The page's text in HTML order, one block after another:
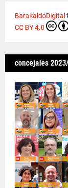
BarakaldoDigital
CC BY 4.0
concejales